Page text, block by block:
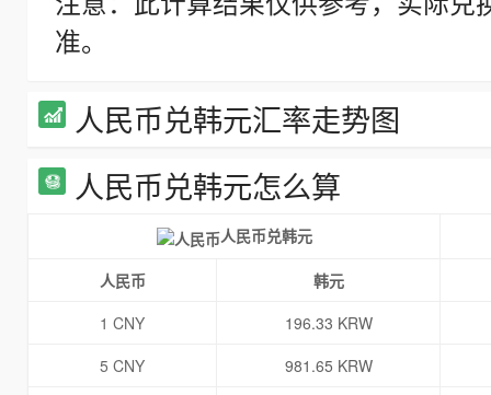
准。
人民币兑韩元汇率走势图
人民币兑韩元怎么算
人民币兑韩元
人民币
韩元
1 CNY
196.33 KRW
5 CNY
981.65 KRW